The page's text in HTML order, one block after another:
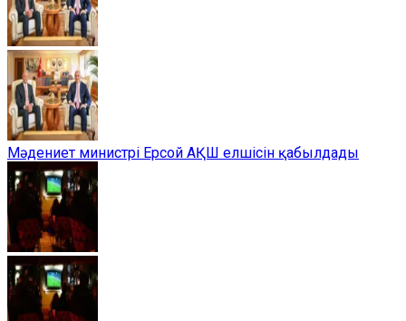
Мәдениет министрі Ерсой АҚШ елшісін қабылдады